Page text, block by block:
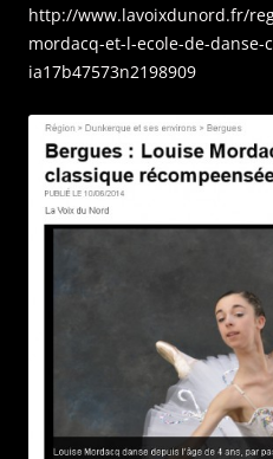
http://www.lavoixdunord.fr/
mordacq-et-l-ecole-de-danse-
ia17b47573n2198909